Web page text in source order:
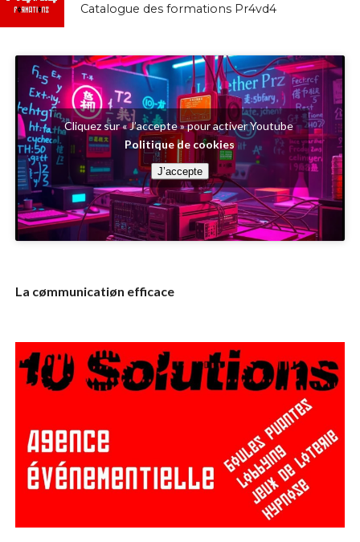
Catalogue des formations Pr4vd4
Cliquez sur « J’accepte » pour activer Youtube
Politique de cookies
J’accepte
La cømmunicatiøn efficace